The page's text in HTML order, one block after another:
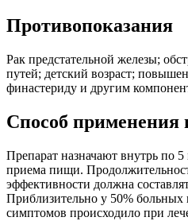
Противопоказания
Рак предстательной железы;
путей; детский возраст;
финастериду и другим
Способ применения
Препарат назначают внутрь по 5
приема пищи.
эффективности должна
Приблизительно у 50% больных
симптомов происходило при